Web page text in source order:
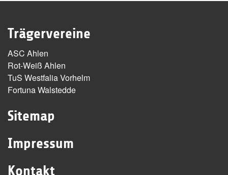
Trägervereine
ASC Ahlen
Rot-Weiß Ahlen
TuS Westfalia Vorhelm
Fortuna Walstedde
Sitemap
Impressum
Kontakt